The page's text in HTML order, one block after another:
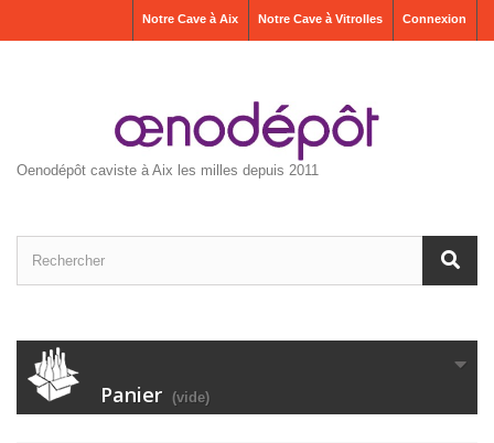
Connexion
Notre Cave à Vitrolles
Notre Cave à Aix
Oenodépôt caviste à Aix les milles depuis 2011
Panier (vide)